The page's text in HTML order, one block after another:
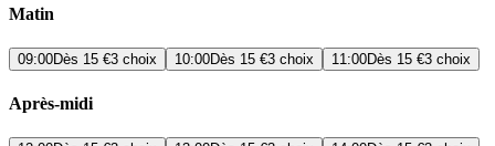
Matin
09:00Dès 15 €3 choix 10:00Dès 15 €3 choix 11:00Dès 15 €3 choix
Après-midi